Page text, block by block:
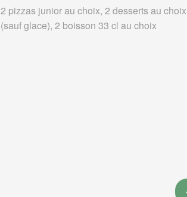
2 pizzas junior au choix, 2 desserts au choix
(sauf glace), 2 boisson 33 cl au choix